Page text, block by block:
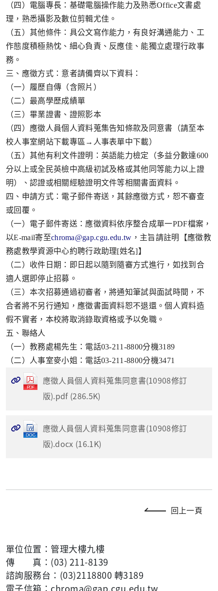
（四）電腦專長：基礎電腦操作能力及熟悉Office文書處
理，熟悉攝影及數位剪輯尤佳。
（五）其他條件：具公文寫作能力，有良好溝通能力、工
作態度積極熱忱、細心負責、反應佳、能獨立處理行政事
務。
三、應徵方式：意者請備齊以下資料：
（一）履歷自傳（含照片）
（二）最高學歷成績單
（三）畢業證書、證照影本
（四）應徵人員個人資料蒐集告知條款及同意書（請至本
校人事室網站下載專區 → 人事表單中下載）
（五）其他有利文件證明：英語能力檢定（多益分數達600
分以上或全民英檢中高級初試及格或其他同等能力以上證
明）、認證或相關經驗證明文件等相關書面資料。
四、申請方式：電子郵件寄送，其餘應徵方式，恕不審查
或回覆。
（一）電子郵件寄送：應徵資料依序整合成單一PDF檔案，
以E-mail寄至chroma@gap.cgu.edu.tw ，主旨請註明【應徵教
務處教學資源中心約聘行政助理[姓名]】
（二）收件日期：即日起以隨到隨審方式進行，如找到合
適人選即停止招募。
（三）本次招募通過初審者，將通知筆試與面試時間，不
合者將不另行通知，應徵書面資料恕不退還。個人資料造
假不實者，本校將取消錄取資格或予以免職。
五、聯絡人
（一）教務處楊先生：電話03-211-8800分機3189
（二）人事室麥小姐：電話03-211-8800分機3471
應徵人員個人資料蒐集同意書(10908修訂
版).pdf (286.5K)
應徵人員個人資料蒐集同意書(10908修訂
版).docx (16.1K)
回上一頁
單位位置：管理大樓九樓
傳 真：(03) 211-8139
諮詢服務台：(03)2118800 轉3189
電子信箱：chroma@gap.cgu.edu.tw